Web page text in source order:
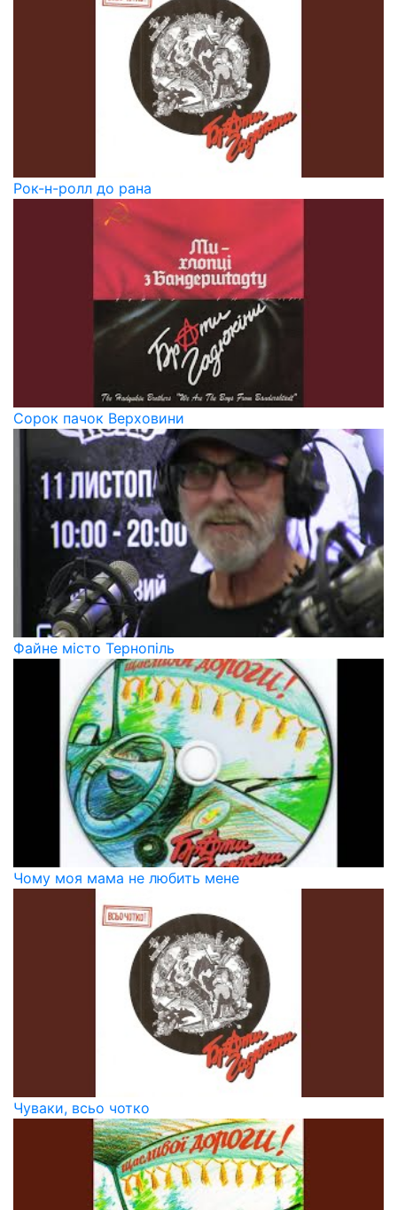
Рок-н-ролл до рана
Сорок пачок Верховини
Файне місто Тернопіль
Чому моя мама не любить мене
Чуваки, всьо чотко